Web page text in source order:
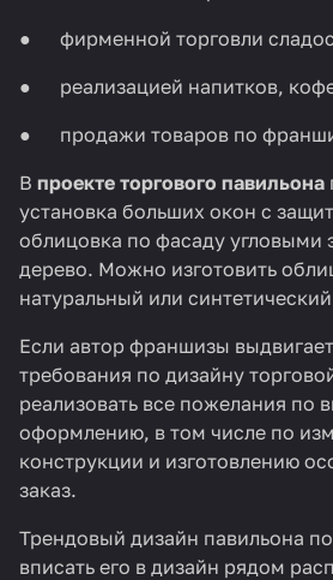
● фирменной торговли
● реализацией напитков,
● продажи товаров по
В проекте торгового павильона
установка больших окон с
облицовка по фасаду угловыми
дерево. Можно изготовить
натуральный или
Если автор франшизы
требования по дизайну
реализовать все пожелания по
оформлению, в том числе по
конструкции и изготовлению
заказ.
Трендовый дизайн павильона
вписать его в дизайн рядом